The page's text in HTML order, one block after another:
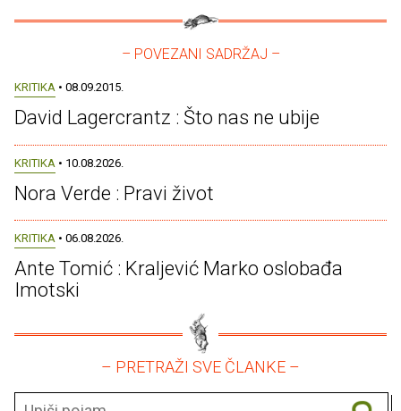
– POVEZANI SADRŽAJ –
KRITIKA • 08.09.2015.
David Lagercrantz : Što nas ne ubije
KRITIKA • 10.08.2026.
Nora Verde : Pravi život
KRITIKA • 06.08.2026.
Ante Tomić : Kraljević Marko oslobađa
Imotski
– PRETRAŽI SVE ČLANKE –